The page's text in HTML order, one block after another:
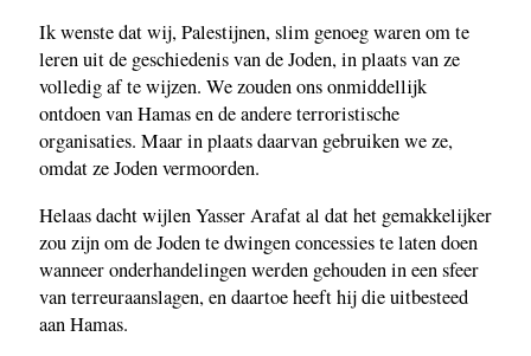
Ik wenste dat wij, Palestijnen, slim genoeg waren om te
leren uit de geschiedenis van de Joden, in plaats van ze
volledig af te wijzen. We zouden ons onmiddellijk
ontdoen van Hamas en de andere terroristische
organisaties. Maar in plaats daarvan gebruiken we ze,
omdat ze Joden vermoorden.
Helaas dacht wijlen Yasser Arafat al dat het gemakkelijker
zou zijn om de Joden te dwingen concessies te laten doen
wanneer onderhandelingen werden gehouden in een sfeer
van terreuraanslagen, en daartoe heeft hij die uitbesteed
aan Hamas.